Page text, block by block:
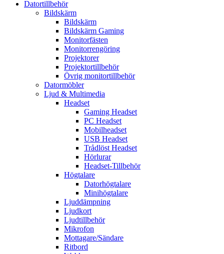
Datortillbehör
Bildskärm
Bildskärm
Bildskärm Gaming
Monitorfästen
Monitorrengöring
Projektorer
Projektortillbehör
Övrig monitortillbehör
Datormöbler
Ljud & Multimedia
Headset
Gaming Headset
PC Headset
Mobilheadset
USB Headset
Trådlöst Headset
Hörlurar
Headset-Tillbehör
Högtalare
Datorhögtalare
Minihögtalare
Ljuddämpning
Ljudkort
Ljudtillbehör
Mikrofon
Mottagare/Sändare
Ritbord